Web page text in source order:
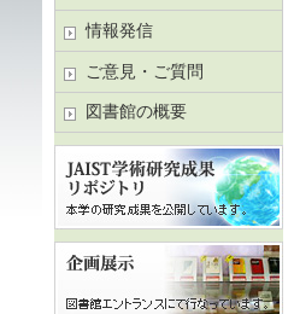
情報発信
ご意見・ご質問
図書館の概要